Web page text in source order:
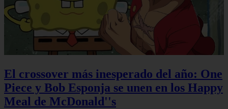
El crossover más inesperado del año: One
Piece y Bob Esponja se unen en los Happy
Meal de McDonald''s